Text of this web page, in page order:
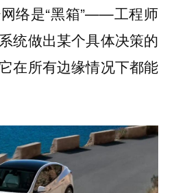
络是“黑箱”——工程师
统做出某个具体决策的
在所有边缘情况下都能